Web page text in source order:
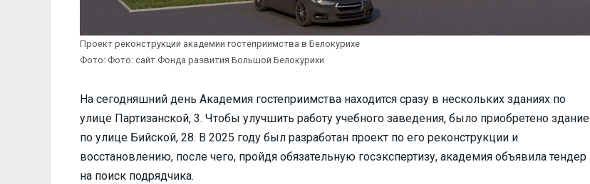
Проект реконструкции академии гостеприимства в Белокурихе
Фото: Фото: сайт Фонда развития Большой Белокурихи
На сегодняшний день Академия гостеприимства находится сразу в нескольких зданиях по
улице Партизанской, 3. Чтобы улучшить работу учебного заведения, было приобретено здание
по улице Бийской, 28. В 2025 году был разработан проект по его реконструкции и
восстановлению, после чего, пройдя обязательную госэкспертизу, академия объявила тендер
на поиск подрядчика.